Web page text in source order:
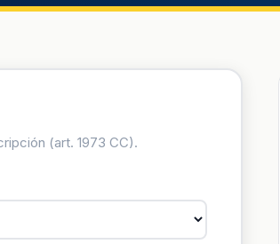
(art. 1973 CC).